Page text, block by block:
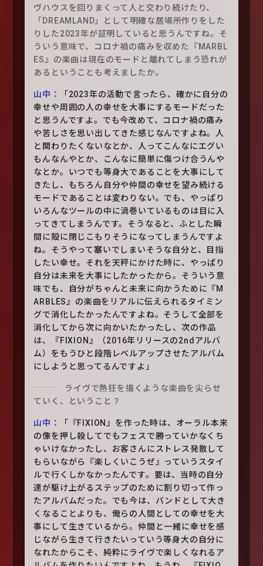
ヴハウスを回りまくって人と交わり続けたり、
「DREAMLAND」として明確な居場所作りをした
りした2023年が証明していると思うんですね。そ
ういう意味で、コロナ禍の痛みを収めた『MARBL
ES』の楽曲は現在のモードと離れてしまう恐れが
あるということも考えましたか。
山中：
「2023年の活動で言ったら、確かに自分の
幸せや周囲の人の幸せを大事にするモードだった
と思うんですよ。でも今改めて、コロナ禍の痛み
や苦しさを思い出してきた感じなんですよね。人
と関わりたくないなとか、人ってこんなにエグい
もんなんやとか、こんなに簡単に傷つけ合うんや
なとか。いつでも等身大であることを大事にして
きたし、もちろん自分や仲間の幸せを望み続ける
モードであることは変わりない。でも、やっぱり
いろんなツールの中に渦巻いているものは目に入
ってきてしまうんです。そうなると、ふとした瞬
間に殻に閉じこもりそうになってしまうんですよ
ね。そうやって塞いでしまいそうな自分と、目指
したい幸せ。それを天秤にかけた時に、やっぱり
自分は未来を大事にしたかったから。そういう意
味でも、自分がちゃんと未来に向かうために『M
ARBLES』の楽曲をリアルに伝えられるタイミン
グで消化したかったんですよね。そうして全部を
消化してから次に向かいたかったし、次の作品
は、『FIXION』（2016年リリースの2ndアルバ
ム）をもうひと段階レベルアップさせたアルバム
にしようと思ってるんですよ」
ライヴで熱狂を描くような楽曲を尖らせ
ていく、ということ？
山中：
「『FIXION』を作った時は、オーラル本来
の像を押し殺してでもフェスで勝っていかなくち
ゃいけなかったし、お客さんにストレス発散して
もらいながら『楽しくいこうぜ』っていうスタイ
ルで行くしかなかったんです。要は、当時の自分
達が駆け上がるステップのために割り切って作っ
たアルバムだった。でも今は、バンドとして大き
くなることよりも、俺らの人間としての幸せを大
事にして生きているから。仲間と一緒に幸せを感
じながら生きて行きたいっていう等身大の自分に
なれたからこそ、純粋にライヴで楽しくなれるア